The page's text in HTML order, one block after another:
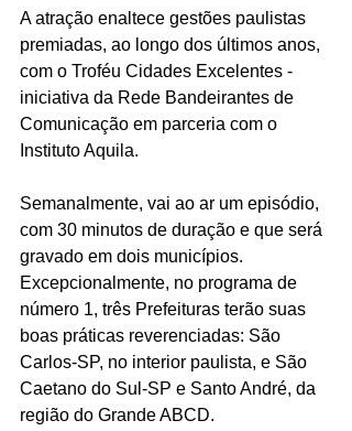
A atração enaltece gestões paulistas
premiadas, ao longo dos últimos anos,
com o Troféu Cidades Excelentes -
iniciativa da Rede Bandeirantes de
Comunicação em parceria com o
Instituto Aquila.
Semanalmente, vai ao ar um episódio,
com 30 minutos de duração e que será
gravado em dois municípios.
Excepcionalmente, no programa de
número 1, três Prefeituras terão suas
boas práticas reverenciadas: São
Carlos-SP, no interior paulista, e São
Caetano do Sul-SP e Santo André, da
região do Grande ABCD.